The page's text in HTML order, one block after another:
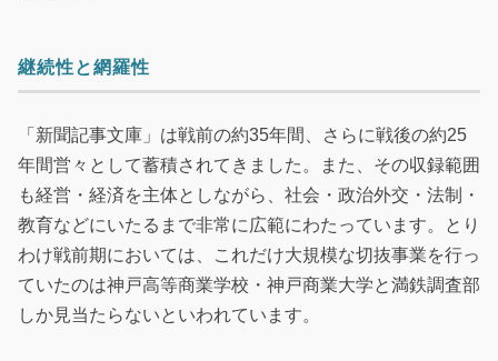
継続性と網羅性
「新聞記事文庫」は戦前の約35年間、さらに戦後の約25
年間営々として蓄積されてきました。また、その収録範囲
も経営・経済を主体としながら、社会・政治外交・法制・
教育などにいたるまで非常に広範にわたっています。とり
わけ戦前期においては、これだけ大規模な切抜事業を行っ
ていたのは神戸高等商業学校・神戸商業大学と満鉄調査部
しか見当たらないといわれています。